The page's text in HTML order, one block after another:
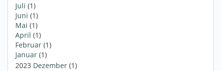
Juli (1)
Juni (1)
Mai (1)
April (1)
Februar (1)
Januar (1)
2023 Dezember (1)